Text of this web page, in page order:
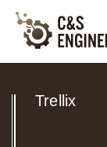
Trellix